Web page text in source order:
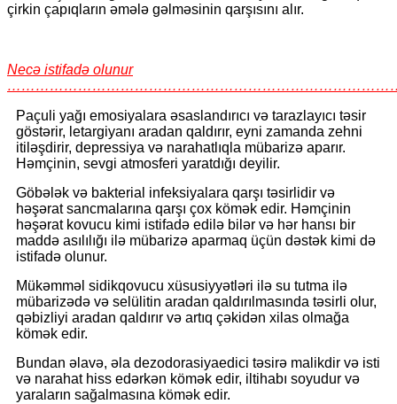
çirkin çapıqların əmələ gəlməsinin qarşısını alır.
Necə istifadə olunur
Paçuli yağı emosiyalara əsaslandırıcı və tarazlayıcı təsir
göstərir, letargiyanı aradan qaldırır, eyni zamanda zehni
itiləşdirir, depressiya və narahatlıqla mübarizə aparır.
Həmçinin, sevgi atmosferi yaratdığı deyilir.
Göbələk və bakterial infeksiyalara qarşı təsirlidir və
həşərat sancmalarına qarşı çox kömək edir. Həmçinin
həşərat kovucu kimi istifadə edilə bilər və hər hansı bir
maddə asılılığı ilə mübarizə aparmaq üçün dəstək kimi də
istifadə olunur.
Mükəmməl sidikqovucu xüsusiyyətləri ilə su tutma ilə
mübarizədə və selülitin aradan qaldırılmasında təsirli olur,
qəbizliyi aradan qaldırır və artıq çəkidən xilas olmağa
kömək edir.
Bundan əlavə, əla dezodorasiyaedici təsirə malikdir və isti
və narahat hiss edərkən kömək edir, iltihabı soyudur və
yaraların sağalmasına kömək edir.